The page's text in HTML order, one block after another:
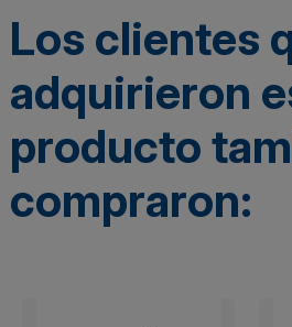
Los clientes
adquirieron
producto
compraron: